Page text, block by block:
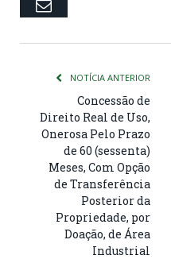
Email
NOTÍCIA ANTERIOR
Concessão de
Direito Real de Uso,
Onerosa Pelo Prazo
de 60 (sessenta)
Meses, Com Opção
de Transferência
Posterior da
Propriedade, por
Doação, de Área
Industrial